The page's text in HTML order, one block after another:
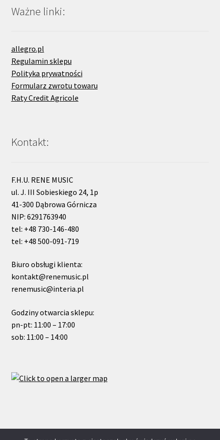
Ważne linki:
allegro.pl
Regulamin sklepu
Polityka prywatności
Formularz zwrotu towaru
Raty Credit Agricole
Kontakt:
F.H.U. RENE MUSIC
ul. J. III Sobieskiego 24, 1p
41-300 Dąbrowa Górnicza
NIP: 6291763940
tel: +48 730-146-480
tel: +48 500-091-719
Biuro obsługi klienta:
kontakt@renemusic.pl
renemusic@interia.pl
Godziny otwarcia sklepu:
pn-pt: 11:00 – 17:00
sob: 11:00 – 14:00